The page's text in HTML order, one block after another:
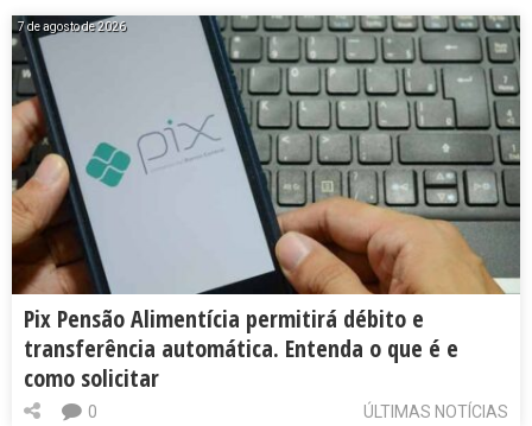
7 de agosto de 2026
Pix Pensão Alimentícia permitirá débito e
transferência automática. Entenda o que é e
como solicitar
ÚLTIMAS NOTÍCIAS
0